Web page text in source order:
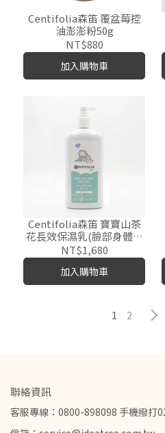
Centifolia森笛 覆盆莓控
油澎澎粉50g
NT$880
加入購物車
Centifolia森笛 寶寶山茶
花長效保濕乳(臉部身體適
用)485ml
NT$1,680
加入購物車
1 2
聯絡資訊
客服專線：0800-898098 手機撥打